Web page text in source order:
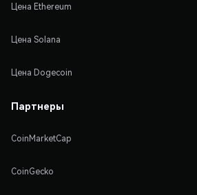
Цена Ethereum
Цена Solana
Цена Dogecoin
Партнеры
CoinMarketCap
CoinGecko